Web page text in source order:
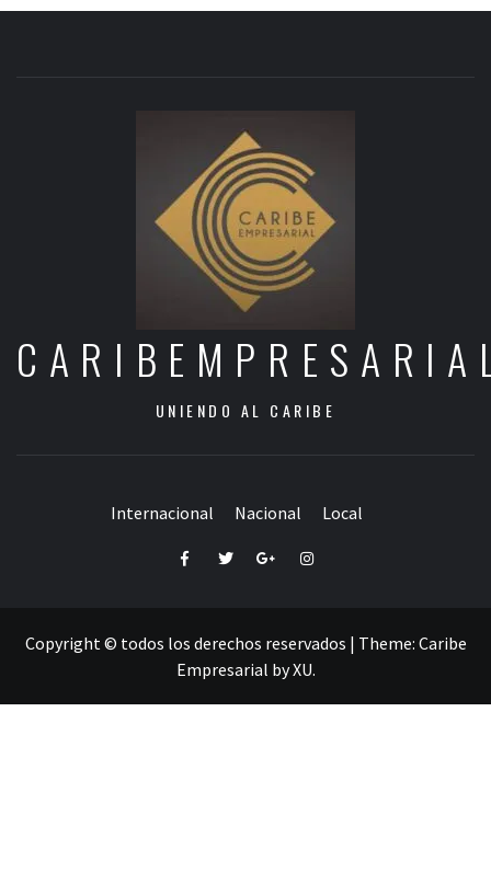
UNIENDO AL CARIBE
Internacional Nacional Local
FacebookTwitterGoogle+Instagram
Copyright © todos los derechos reservados | Theme: Caribe
Empresarial byXU.